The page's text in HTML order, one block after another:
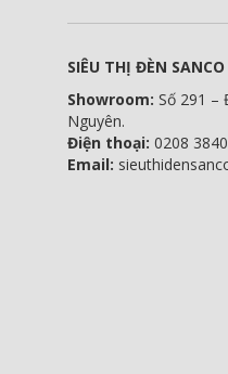
SIÊU THỊ ĐÈN SANCO
Showroom: Số 291 –
Nguyên.
Điện thoại: 0208
Email: